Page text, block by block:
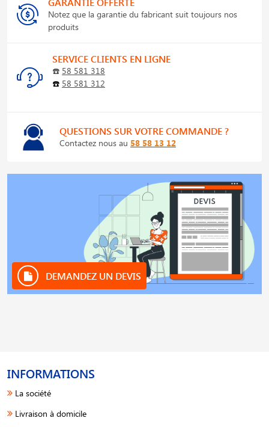
Notez que la garantie du fabricant suit toujours nos
produits
SERVICE CLIENTS EN LIGNE
☎️ 58 581 318
☎️ 58 581 312
QUESTIONS SUR VOTRE COMMANDE ?
Contactez nous au 58 58 13 12
DEMANDEZ UN DEVIS
INFORMATIONS
La société
Livraison à domicile